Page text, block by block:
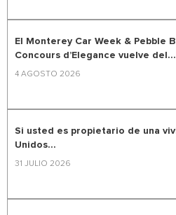
El Monterey Car Week & Pebble
Concours d’Elegance vuelve del...
4 AGOSTO 2026
Si usted es propietario de una
Unidos...
31 JULIO 2026